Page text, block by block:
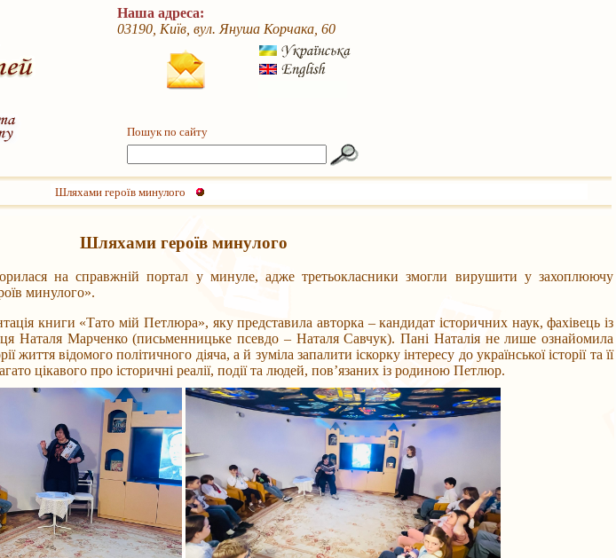
Наша адреса:
03190, Київ, вул. Януша Корчака, 60
Пошук по сайту
Шляхами героїв минулого
Шляхами героїв минулого
на справжній портал у минуле, адже третьокласники змогли вирушити у захоплюючу
минулого».
книги «Тато мій Петлюра», яку представила авторка – кандидат історичних наук, фахівець із
Наталя Марченко (письменницьке псевдо – Наталя Савчук). Пані Наталія не лише ознайомила
життя відомого політичного діяча, а й зуміла запалити іскорку інтересу до української історії та її
цікавого про історичні реалії, події та людей, пов’язаних із родиною Петлюр.